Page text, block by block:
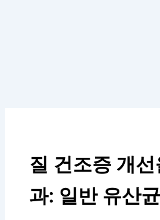
질 건조증 개
과: 일반 유산